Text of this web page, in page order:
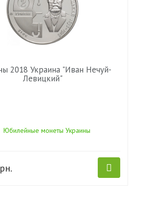
2018 Украина "Иван Нечуй-
Левицкий"
Юбилейные монеты Украины